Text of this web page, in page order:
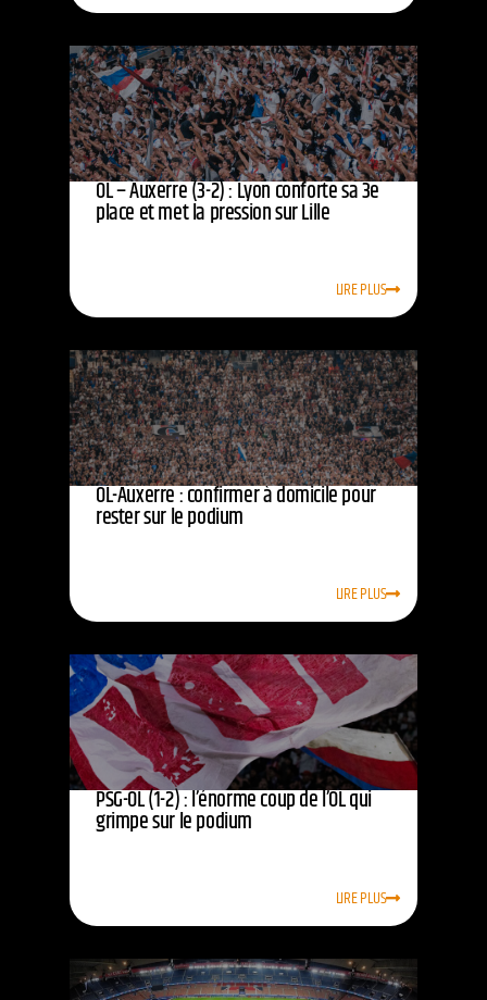
OL – Auxerre (3-2) : Lyon conforte sa 3e
place et met la pression sur Lille
LIRE PLUS
OL-Auxerre : confirmer à domicile pour
rester sur le podium
LIRE PLUS
PSG-OL (1-2) : l’énorme coup de l’OL qui
grimpe sur le podium
LIRE PLUS